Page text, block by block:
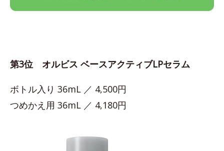
第3位 オルビス ベースアクティブLPセラム
ボトル入り 36mL ／ 4,500円
つめかえ用 36mL ／ 4,180円